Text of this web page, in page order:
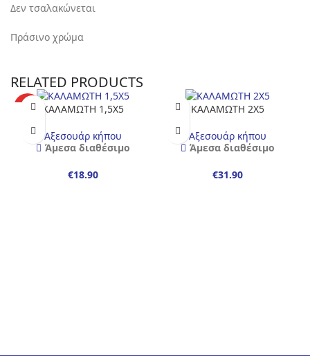
Δεν τσαλακώνεται
Πράσινο χρώμα
RELATED PRODUCTS
HOT ΚΑΛΑΜΩΤΗ 1,5X5
Αξεσουάρ κήπου
Άμεσα διαθέσιμο
€
ΚΑΛΑΜΩΤΗ 2X5
Αξεσουάρ κήπου
Άμεσα διαθέσιμο
€